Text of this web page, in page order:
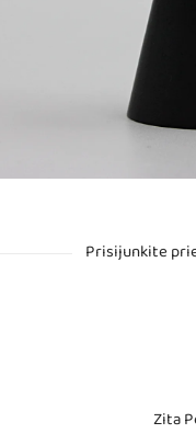
Prisijunkite
Zita